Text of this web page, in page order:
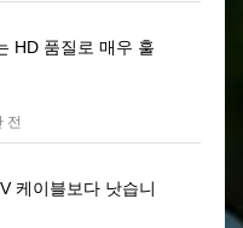
HD 품질로 매우 훌
전
케이블보다 낫습니